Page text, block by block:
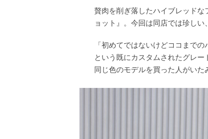
贅肉を削ぎ落したハイブレッド
ョット』。今回は同店では珍しい
「初めてではないけどココまで
という既にカスタムされたグレ
同じ色のモデルを買った人がいた